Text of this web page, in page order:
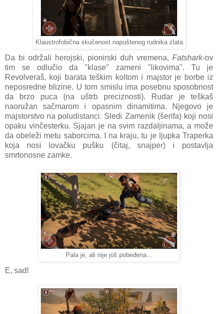
Klaustrofobična skučenost napuštenog rudnika zlata
Da bi održali herojski, pionirski duh vremena, Fatshark-ov
tim se odlučio da "klase" zameni "likovima". Tu je
Revolveraš, koji barata teškim koltom i majstor je borbe iz
neposredne blizine. U tom smislu ima posebnu sposobnost
da brzo puca (na uštrb preciznosti). Rudar je teškaš
naoružan sačmarom i opasnim dinamitima. Njegovo je
majstorstvo na poludistanci. Sledi Zamenik (šerifa) koji nosi
opaku vinčesterku. Sjajan je na svim razdaljinama, a može
da obeleži metu saborcima. I na kraju, tu je ljupka Traperka
koja nosi lovačku pušku (čitaj, snajper) i postavlja
smrtonosne zamke.
Pala je, ali nije još pobeđena...
E, sad!